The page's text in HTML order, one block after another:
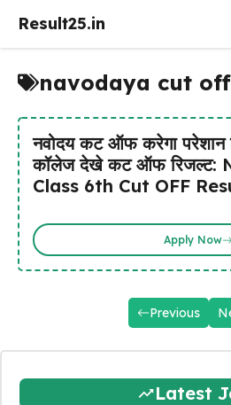
Result25.in
navodaya cut
नवोदय कट ऑफ करेगा परेशान
कॉलेज देखे कट ऑफ रिजल्ट:
Class 6th Cut OFF
Apply Now
Previous
Latest